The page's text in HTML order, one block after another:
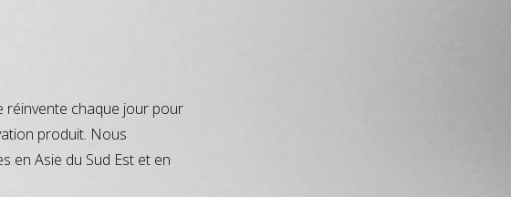
réinvente chaque jour pour
produit. Nous
en Asie du Sud Est et en